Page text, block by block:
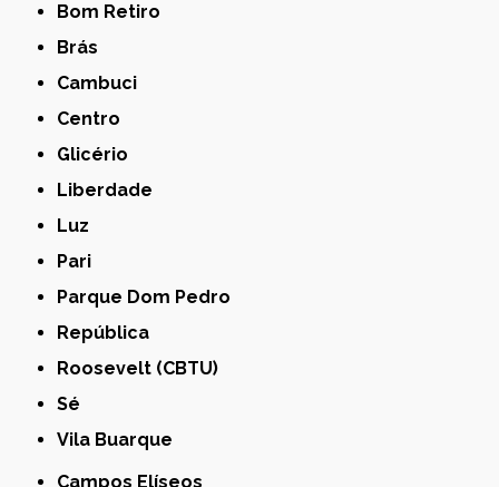
Bom Retiro
Brás
Cambuci
Centro
Glicério
Liberdade
Luz
Pari
Parque Dom Pedro
República
Roosevelt (CBTU)
Sé
Vila Buarque
Campos Elíseos